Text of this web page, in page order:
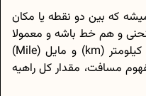
که بین دو نقطه یا مکان
و هم خط باشه و معمولا
با واحد‌های مختلفی مثل متر (m)، کیلومتر (km) و مایل (Mile)
مسافت، مقدار کل راهیه